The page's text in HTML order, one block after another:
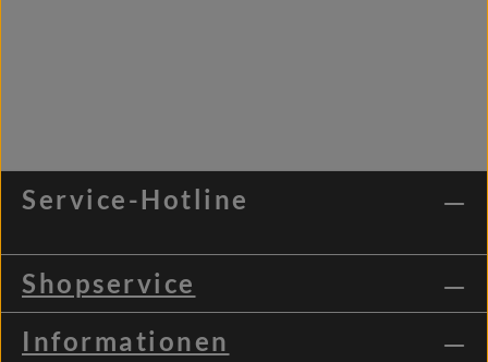
Service-Hotline
Shopservice
Informationen